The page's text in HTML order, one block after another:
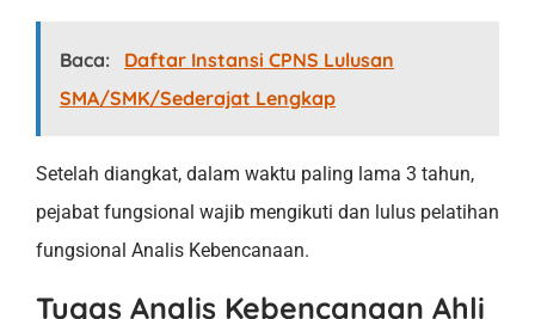
Baca:
Daftar Instansi CPNS Lulusan
SMA/SMK/Sederajat Lengkap
Setelah diangkat, dalam waktu paling lama 3 tahun,
pejabat fungsional wajib mengikuti dan lulus pelatihan
fungsional Analis Kebencanaan.
Tugas Analis Kebencanaan Ahli